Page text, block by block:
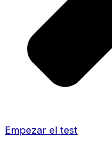
Empezar el test